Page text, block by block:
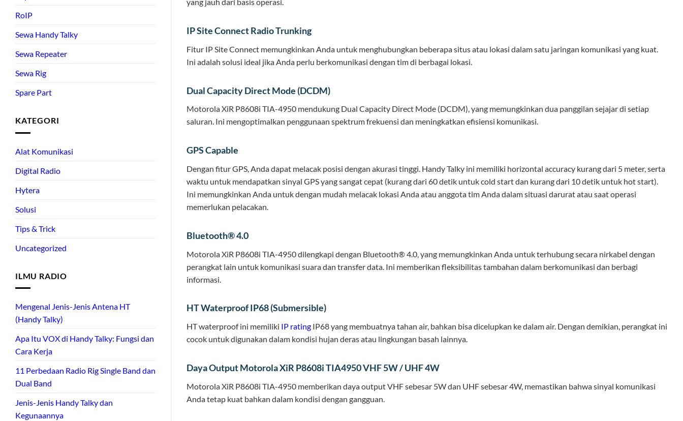
RoIP
Sewa Handy Talky
Sewa Repeater
Sewa Rig
Spare Part
KATEGORI
Alat Komunikasi
Digital Radio
Hytera
Solusi
Tips & Trick
Uncategorized
ILMU RADIO
Mengenal Jenis-Jenis Antena HT
(Handy Talky)
Apa Itu VOX di Handy Talky: Fungsi dan
Cara Kerja
11 Perbedaan Radio Rig Single Band dan
Dual Band
Jenis-Jenis Handy Talky dan
Kegunaannya
IP Site Connect Radio Trunking
Fitur IP Site Connect memungkinkan Anda untuk menghubungkan beberapa situs atau lokasi dalam satu jaringan komunikasi yang kuat.
Ini adalah solusi ideal jika Anda perlu berkomunikasi dengan tim di berbagai lokasi.
Dual Capacity Direct Mode (DCDM)
Motorola XiR P8608i TIA-4950 mendukung Dual Capacity Direct Mode (DCDM), yang memungkinkan dua panggilan sejajar di setiap
saluran. Ini mengoptimalkan penggunaan spektrum frekuensi dan meningkatkan efisiensi komunikasi.
GPS Capable
Dengan fitur GPS, Anda dapat melacak posisi dengan akurasi tinggi. Handy Talky ini memiliki horizontal accuracy kurang dari 5 meter, serta
waktu untuk mendapatkan sinyal GPS yang sangat cepat (kurang dari 60 detik untuk cold start dan kurang dari 10 detik untuk hot start).
Ini memungkinkan Anda untuk dengan mudah melacak lokasi Anda atau anggota tim Anda dalam situasi darurat atau saat operasi
memerlukan pelacakan.
Bluetooth® 4.0
Motorola XiR P8608i TIA-4950 dilengkapi dengan Bluetooth® 4.0, yang memungkinkan Anda untuk terhubung secara nirkabel dengan
perangkat lain untuk komunikasi suara dan transfer data. Ini memberikan fleksibilitas tambahan dalam berkomunikasi dan berbagi
informasi.
HT Waterproof IP68 (Submersible)
HT waterproof ini memiliki IP rating IP68 yang membuatnya tahan air, bahkan bisa dicelupkan ke dalam air. Dengan demikian, perangkat ini
cocok untuk digunakan dalam kondisi hujan deras atau lingkungan basah lainnya.
Daya Output Motorola XiR P8608i TIA4950 VHF 5W / UHF 4W
Motorola XiR P8608i TIA-4950 memberikan daya output VHF sebesar 5W dan UHF sebesar 4W, memastikan bahwa sinyal komunikasi
Anda tetap kuat bahkan dalam kondisi dengan gangguan.